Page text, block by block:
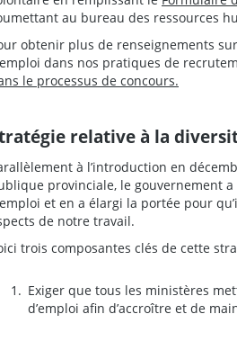
au bureau des ressources
obtenir plus de renseignements
dans nos pratiques de
le processus de concours.
relative à la
à l’introduction en
provinciale, le gouvernement
et en a élargi la portée pour
de notre travail.
trois composantes clés de cette
Exiger que tous les ministères
d’emploi afin d’accroître et de